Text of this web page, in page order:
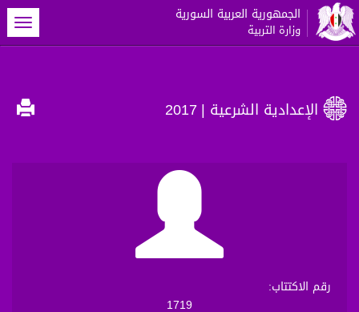
الجمهورية العربية السورية
وزارة التربية
الإعدادية الشرعية
رقم الاكتتاب:
1719